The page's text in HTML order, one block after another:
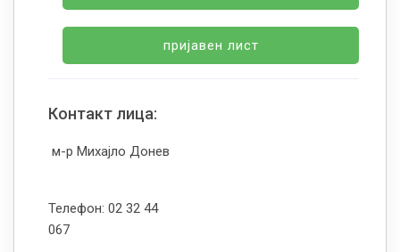
пријавен лист
Контакт лица:
м-р Михајло Донев
Телефон: 02 32 44
067